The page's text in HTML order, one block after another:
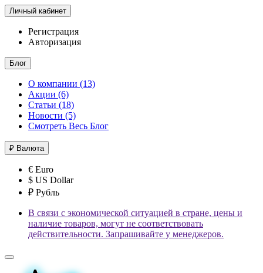
Личный кабинет
Регистрация
Авторизация
Блог
О компании (13)
Акции (6)
Статьи (18)
Новости (5)
Смотреть Весь Блог
₽ Валюта
€ Euro
$ US Dollar
₽ Рубль
В связи с экономической ситуацией в стране, цены и
наличие товаров, могут не соответствовать
действительности. Запрашивайте у менеджеров.